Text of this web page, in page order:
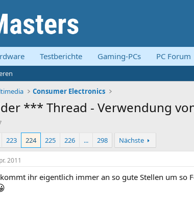
Testberichte Gaming-PCs PC Forum
Consumer Electronics
*** Thread - Verwendung
223 224 225 226 ... 298 Nächste
2011
ihr eigentlich immer an so gute Stellen um so